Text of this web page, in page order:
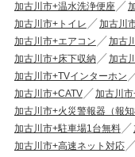
加古川市+温水洗浄便座
加古川市+トイレ
加古川
加古川市+エアコン
加古
加古川市+床下収納
加古
加古川市+TVインターホン
加古川市+CATV
加古川
加古川市+火災警報器（報知
加古川市+駐車場1台無料
加古川市+高速ネット対応